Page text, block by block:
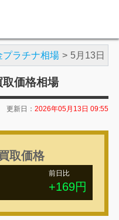
プラチナ相場 5月13日
価格相場
更新日：2026年05月13日 09:55
取価格
前日比
+169円